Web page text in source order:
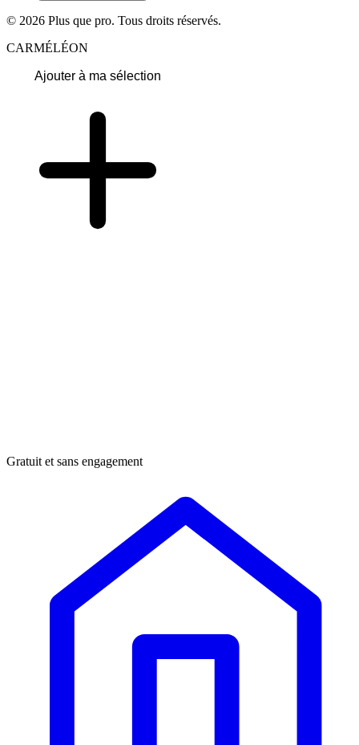
© 2026 Plus que pro. Tous droits réservés.
CARMÉLÉON
Ajouter à ma sélection
Gratuit et sans engagement